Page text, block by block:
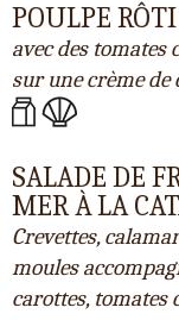
POULPE RÔTI
avec des tomates
sur une crème de
SALADE DE
MER À LA
Crevettes,
moules
carottes, tomates